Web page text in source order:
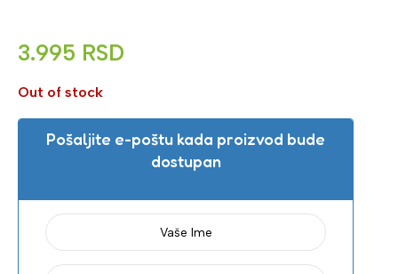
3.995 RSD
Out of stock
Pošaljite e-poštu kada proizvod bude
dostupan